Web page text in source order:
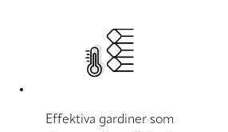
Effektiva gardiner som